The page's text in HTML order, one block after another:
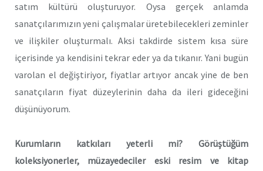
satım kültürü oluşturuyor. Oysa gerçek anlamda
sanatçılarımızın yeni çalışmalar üretebilecekleri zeminler
ve ilişkiler oluşturmalı. Aksi takdirde sistem kısa süre
içerisinde ya kendisini tekrar eder ya da tıkanır. Yani bugün
varolan el değiştiriyor, fiyatlar artıyor ancak yine de ben
sanatçıların fiyat düzeylerinin daha da ileri gideceğini
düşünüyorum.
Kurumların katkıları yeterli mi? Görüştüğüm
koleksiyonerler, müzayedeciler eski resim ve kitap